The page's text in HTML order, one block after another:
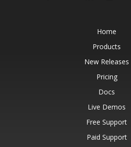
Home
Products
New Releases
Pricing
Docs
Live Demos
Free Support
Paid Support